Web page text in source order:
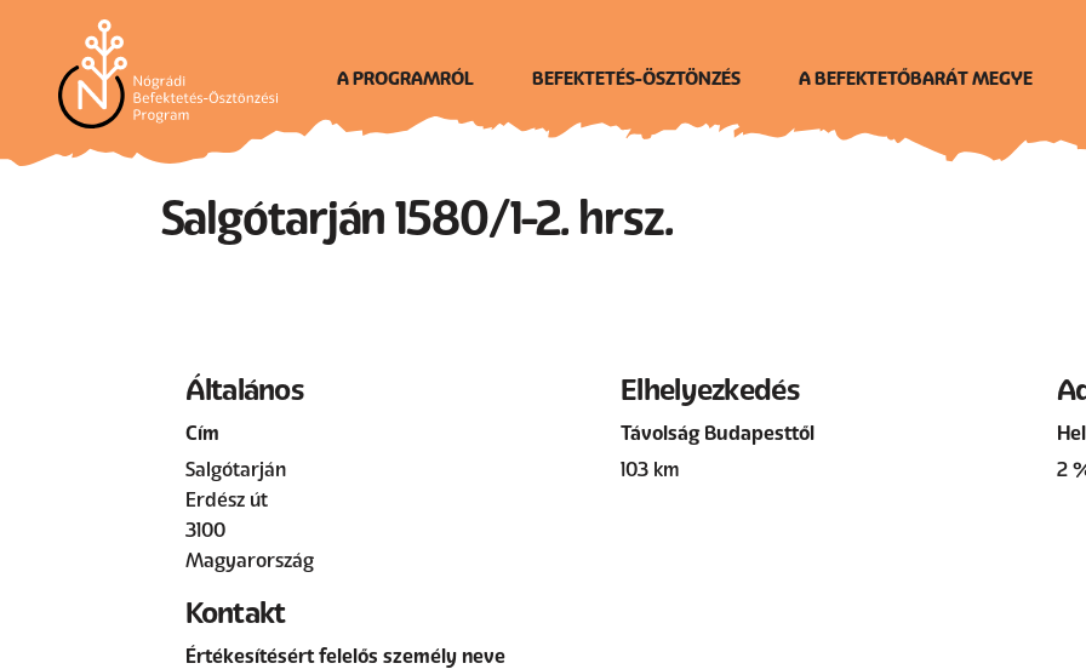
tartalomra
A PROGRAMRÓL BEFEKTETÉS-ÖSZTÖNZÉS A BEFEKTETŐBARÁT MEGYE
Salgótarján 1580/1-2. hrsz.
Általános
Cím
Salgótarján
Erdész út
3100
Magyarország
Elhelyezkedés
Távolság Budapesttől
103 km
2
Kontakt
Értékesítésért felelős személy neve